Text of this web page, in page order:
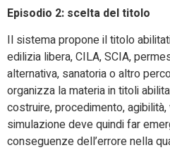
Episodio 2: scelta del titolo
Il sistema propone il titolo
edilizia libera, CILA, SCIA,
alternativa, sanatoria o altro
organizza la materia in titoli
costruire, procedimento,
simulazione deve quindi far
conseguenze dell’errore nella